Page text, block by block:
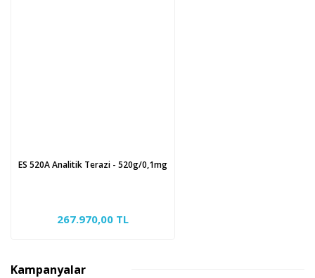
ES 520A Analitik Terazi - 520g/0,1mg
267.970,00 TL
Kampanyalar